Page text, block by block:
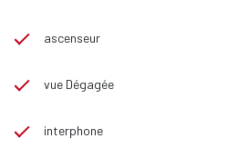
ascenseur
vue Dégagée
interphone